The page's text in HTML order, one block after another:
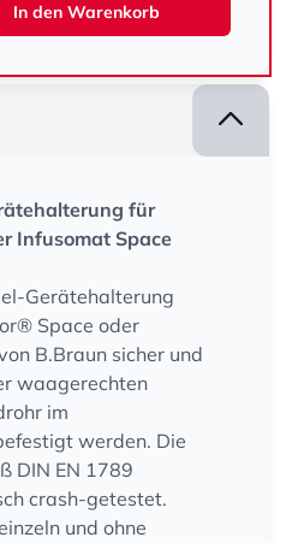
In den Warenkorb
für
Infusomat Space
Gerätehalterung
Space oder
B.Braun sicher und
waagerechten
im
werden. Die
DIN EN 1789
crash-getestet.
und ohne